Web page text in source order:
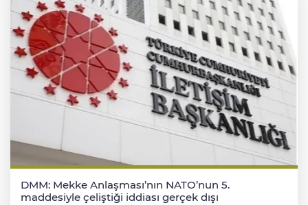
DMM: Mekke Anlaşması’nın NATO’nun 5.
maddesiyle çeliştiği iddiası gerçek dışı